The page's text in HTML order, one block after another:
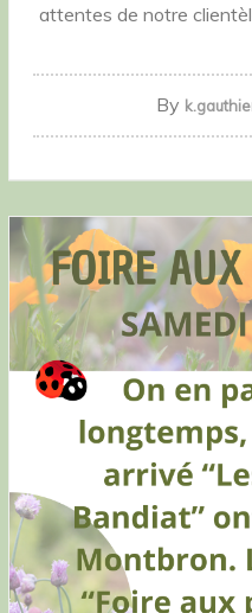
attentes de notre
By